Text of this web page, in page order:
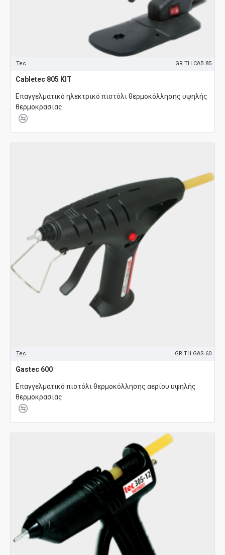
Tec GR.TH.CAB.85
Cabletec 805 KIT
Επαγγελματικό ηλεκτρικό πιστόλι θερμοκόλλησης υψηλής
θερμοκρασίας
Tec GR.TH.GAS.60
Gastec 600
Επαγγελματικό πιστόλι θερμοκόλλησης αερίου υψηλής
θερμοκρασίας